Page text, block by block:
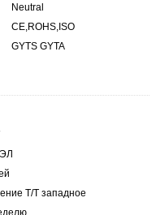
Neutral
CE,ROHS,ISO
GYTS GYTA
T/T западное